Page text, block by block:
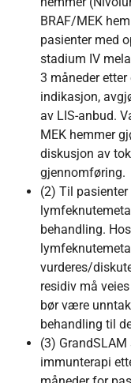
BRAF/MEK
pasienter med
stadium IV
3 måneder
indikasjon,
av LIS-anbud.
MEK hemmer
diskusjon av
gjennomføring.
(2) Til
behandling.
vurderes/
residiv må
bør være
behandling til
(3)
immunterapi